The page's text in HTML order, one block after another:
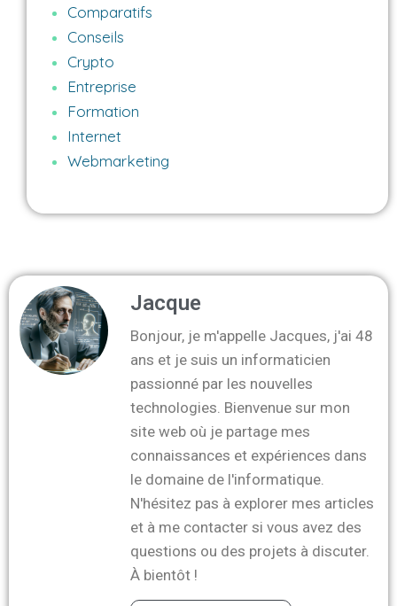
Comparatifs
Conseils
Crypto
Entreprise
Formation
Internet
Webmarketing
Jacque
Bonjour, je m'appelle Jacques, j'ai 48
ans et je suis un informaticien
passionné par les nouvelles
technologies. Bienvenue sur mon
site web où je partage mes
connaissances et expériences dans
le domaine de l'informatique.
N'hésitez pas à explorer mes articles
et à me contacter si vous avez des
questions ou des projets à discuter.
À bientôt !